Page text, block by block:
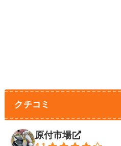
クチコミ
原付市場